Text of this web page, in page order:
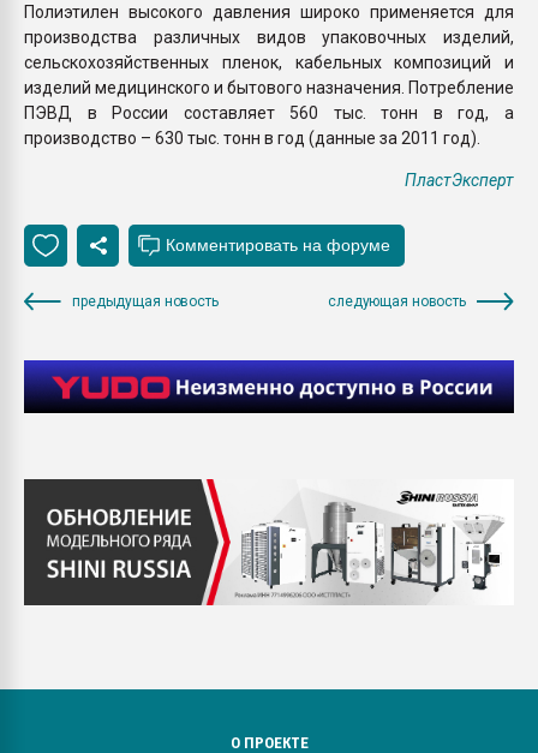
Полиэтилен высокого давления широко применяется для
производства различных видов упаковочных изделий,
сельскохозяйственных пленок, кабельных композиций и
изделий медицинского и бытового назначения. Потребление
ПЭВД в России составляет 560 тыс. тонн в год, а
производство – 630 тыс. тонн в год (данные за 2011 год).
ПластЭксперт
предыдущая новость следующая новость
О ПРОЕКТЕ